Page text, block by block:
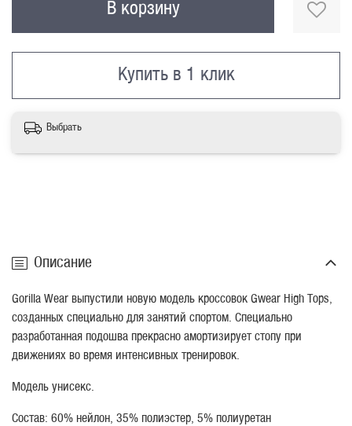
В корзину
Купить в 1 клик
Выбрать
Описание
Gorilla Wear выпустили новую модель кроссовок Gwear High Tops,
созданных специально для занятий спортом. Специально
разработанная подошва прекрасно амортизирует стопу при
движениях во время интенсивных тренировок.
Модель унисекс.
Состав: 60% нейлон, 35% полиэстер, 5% полиуретан